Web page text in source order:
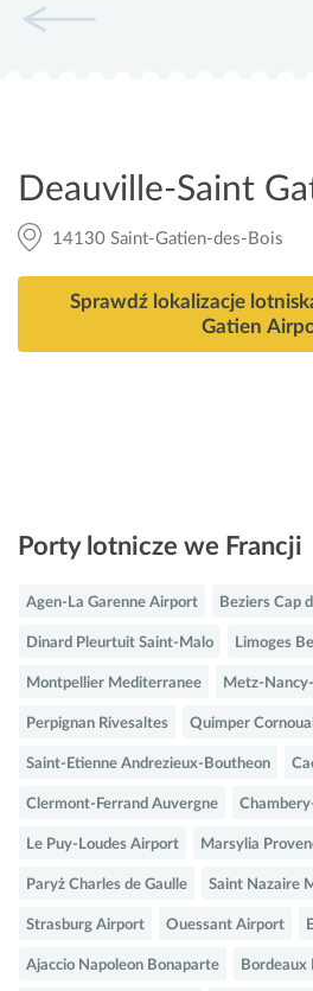
Deauville-Saint
14130 Saint-Gatien-des-Bois
Sprawdź lokalizacje
Gatien
Porty lotnicze we Francji
Agen-La Garenne Airport Beziers Cap
Dinard Pleurtuit Saint-Malo Limoges
Montpellier Mediterranee Metz-
Perpignan Rivesaltes Quimper
Saint-Etienne Andrezieux-Boutheon
Clermont-Ferrand Auvergne
Le Puy-Loudes Airport Marsylia
Paryż Charles de Gaulle Saint Nazaire
Strasburg Airport Ouessant Airport
Ajaccio Napoleon Bonaparte Bordeaux